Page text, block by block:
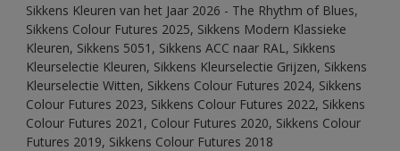
Sikkens Kleuren van het Jaar 2026 - The Rhythm of Blues,
Sikkens Colour Futures 2025, Sikkens Modern Klassieke
Kleuren, Sikkens 5051, Sikkens ACC naar RAL, Sikkens
Kleurselectie Kleuren, Sikkens Kleurselectie Grijzen, Sikkens
Kleurselectie Witten, Sikkens Colour Futures 2024, Sikkens
Colour Futures 2023, Sikkens Colour Futures 2022, Sikkens
Colour Futures 2021, Colour Futures 2020, Sikkens Colour
Futures 2019, Sikkens Colour Futures 2018